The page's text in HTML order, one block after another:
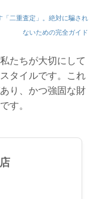
二重査定」。絶対に騙され
ないための完全ガイド
たちが大切にして
タイルです。これ
り、かつ強固な財
す。